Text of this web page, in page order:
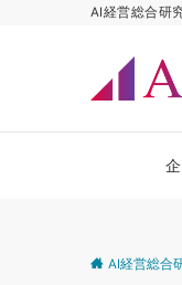
AI経営総合研
AI経営総合